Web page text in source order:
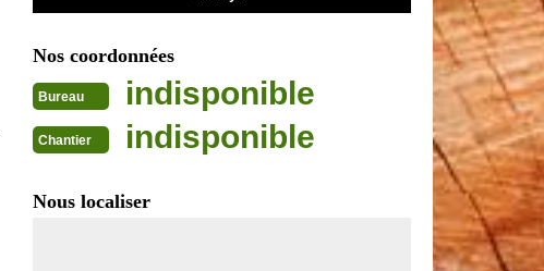
Nos coordonnées
Bureau indisponible
Chantier indisponible
Nous localiser